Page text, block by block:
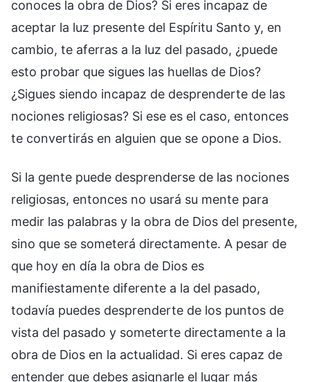
conoces la obra de Dios? Si eres incapaz de
aceptar la luz presente del Espíritu Santo y, en
cambio, te aferras a la luz del pasado, ¿puede
esto probar que sigues las huellas de Dios?
¿Sigues siendo incapaz de desprenderte de las
nociones religiosas? Si ese es el caso, entonces
te convertirás en alguien que se opone a Dios.
Si la gente puede desprenderse de las nociones
religiosas, entonces no usará su mente para
medir las palabras y la obra de Dios del presente,
sino que se someterá directamente. A pesar de
que hoy en día la obra de Dios es
manifiestamente diferente a la del pasado,
todavía puedes desprenderte de los puntos de
vista del pasado y someterte directamente a la
obra de Dios en la actualidad. Si eres capaz de
entender que debes asignarle el lugar más